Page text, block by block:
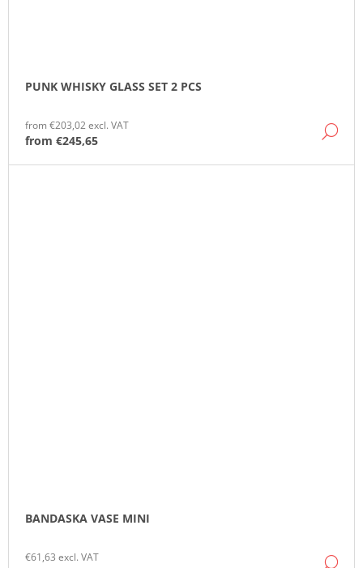
PUNK WHISKY GLASS SET 2 PCS
from €203,02 excl. VAT
from €245,65
BANDASKA VASE MINI
€61,63 excl. VAT